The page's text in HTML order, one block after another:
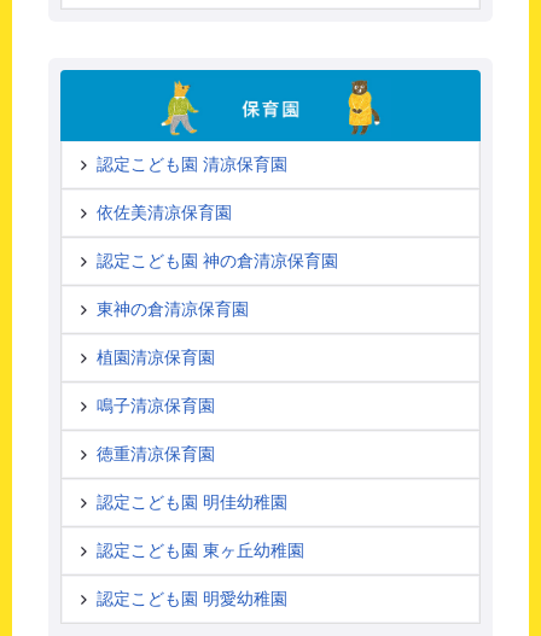
認定こども園 清凉保育園
依佐美清凉保育園
認定こども園 神の倉清凉保育園
東神の倉清凉保育園
植園清凉保育園
鳴子清凉保育園
徳重清凉保育園
認定こども園 明佳幼稚園
認定こども園 東ヶ丘幼稚園
認定こども園 明愛幼稚園